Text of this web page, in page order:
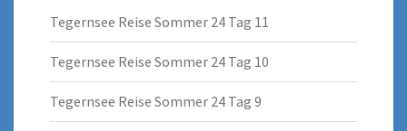
Tegernsee Reise Sommer 24 Tag 11
Tegernsee Reise Sommer 24 Tag 10
Tegernsee Reise Sommer 24 Tag 9